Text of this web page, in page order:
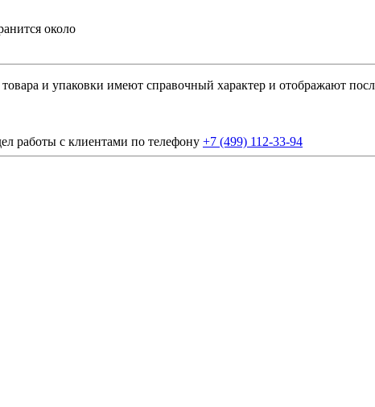
около
и упаковки имеют справочный характер и отображают
работы с клиентами по телефону +7 (499) 112-33-94